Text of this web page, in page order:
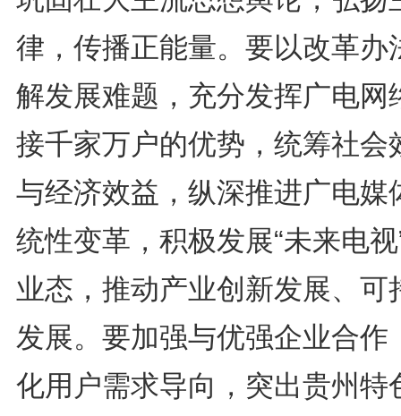
律，传播正能量。要以改革办
解发展难题，充分发挥广电网
接千家万户的优势，统筹社会
与经济效益，纵深推进广电媒
统性变革，积极发展“未来电
业态，推动产业创新发展、可
发展。要加强与优强企业合作
化用户需求导向，突出贵州特